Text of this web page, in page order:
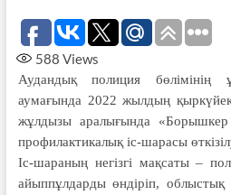
588 Views
Аудандық полиция бөлімінің
аумағында 2022 жылдың
жұлдызы аралығында
профилактикалық іс-шарасы
Іс-шараның негізгі мақсаты –
айыппұлдарды өндіріп, облыстық